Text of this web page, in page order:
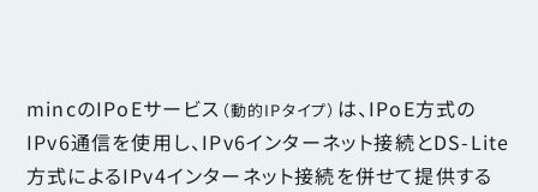
mincのIPoEサービス （動的IPタイプ） は、IPoE方式の
IPv6通信を使用し、IPv6インターネット接続とDS-Lite
方式によるIPv4インターネット接続を併せて提供する